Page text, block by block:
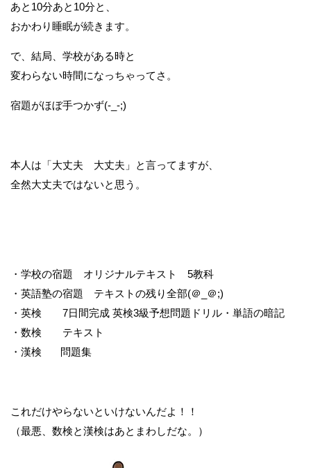
あと10分あと10分と、
おかわり睡眠が続きます。
で、結局、学校がある時と
変わらない時間になっちゃってさ。
宿題がほぼ手つかず(-_-;)
本人は「大丈夫 大丈夫」と言ってますが、
全然大丈夫ではないと思う。
・学校の宿題 オリジナルテキスト 5教科
・英語塾の宿題 テキストの残り全部(＠_＠;)
・英検 7日間完成 英検3級予想問題ドリル・単語の暗記
・数検 テキスト
・漢検 問題集
これだけやらないといけないんだよ！！
（最悪、数検と漢検はあとまわしだな。）